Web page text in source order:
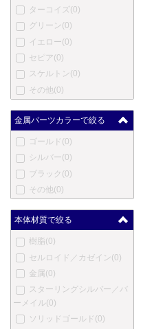
バーバーリー(0)
ブルガリ (0)
カンポマルツィオ
カーター(0)
ショーメ (0)
クリスチャン・ディオール
クレオ スクリベント
笑暮屋(0)
エリーゼ(0)
エクスキャリバー(0)
フェンド
フェルム
(0)
フィッシャー
ゲーハ
(0)
ターコイズ(0)
グリーン (0)
イエロー(0)
セピア(0)
スケルトン (0)
その他(0)
金属パーツカラーで絞る
ゴールド (0)
シルバー(0)
ブラック (0)
その他(0)
本体材質で絞る
樹脂(0)
セルロイド／カゼイン (0)
金属(0)
スターリングシルバー／バ
ーメイル(0)
ソリッドゴールド (0)